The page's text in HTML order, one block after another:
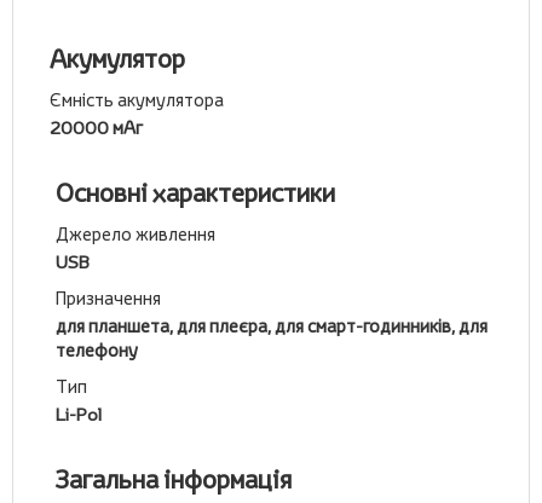
Акумулятор
Ємність акумулятора
20000 мАг
Основні характеристики
Джерело живлення
USB
Призначення
для планшета, для плеєра, для смарт-годинників, для
телефону
Тип
Li-Pol
Загальна інформація